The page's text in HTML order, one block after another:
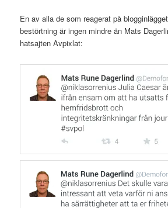
En av alla de som reagerat på
bestörtning är ingen mindre än Mats
hatsajten Avpixlat: